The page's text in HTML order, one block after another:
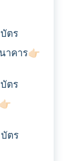
ตร
คาร👉🏻
ตร
ตร